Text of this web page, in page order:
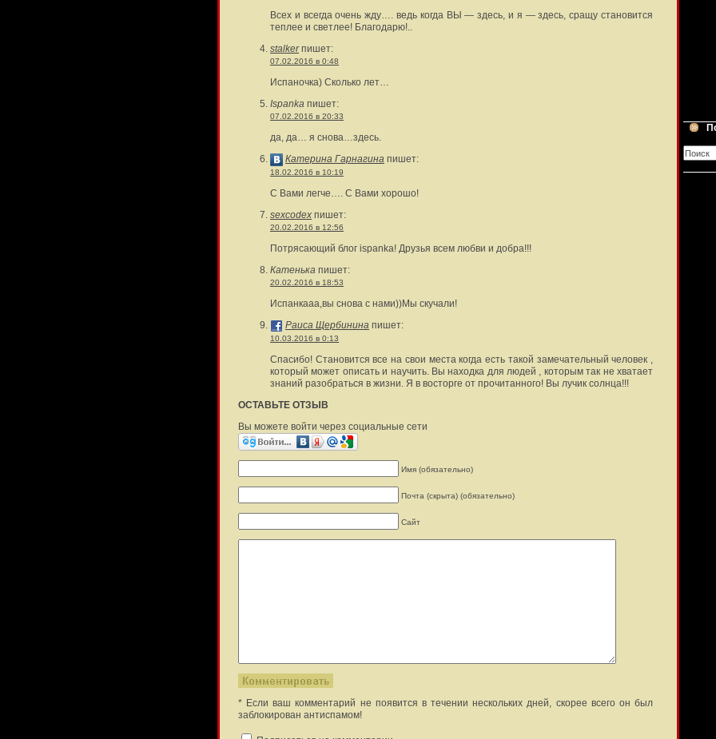
Всех и всегда очень жду…. ведь когда ВЫ — здесь, и я — здесь, сращу становится
теплее и светлее! Благодарю!..
stalkerпишет:
07.02.2016 в 0:48
Испаночка) Сколько лет…
Ispanka пишет:
07.02.2016 в 20:33
да, да… я снова…здесь.
Катерина Гарнагина пишет:
18.02.2016 в 10:19
С Вами легче…. С Вами хорошо!
sexcodex пишет:
20.02.2016 в 12:56
Потрясающий блог ispanka! Друзья всем любви и добра!!!
Катенька пишет:
20.02.2016 в 18:53
Испанкааа,вы снова с нами))Мы скучали!
Раиса Щербинина пишет:
10.03.2016 в 0:13
Спасибо! Становится все на свои места когда есть такой замечательный человек ,
который может описать и научить. Вы находка для людей , которым так не хватает
знаний разобраться в жизни. Я в восторге от прочитанного! Вы лучик солнца!!!
ОСТАВЬТЕ ОТЗЫВ
Вы можете войти через социальные сети
Имя (обязательно)
Почта (скрыта) (обязательно)
Сайт
* Если ваш комментарий не появится в течении нескольких дней, скорее всего он был
заблокирован антиспамом!